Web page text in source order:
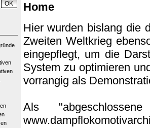
Home
Hier wurden bislang die
Zweiten Weltkrieg
eingepflegt, um die
System zu optimieren
vorrangig als
Als